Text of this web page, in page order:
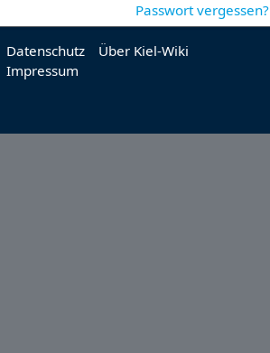
Passwort vergessen?
Datenschutz
Über Kiel-Wiki
Impressum